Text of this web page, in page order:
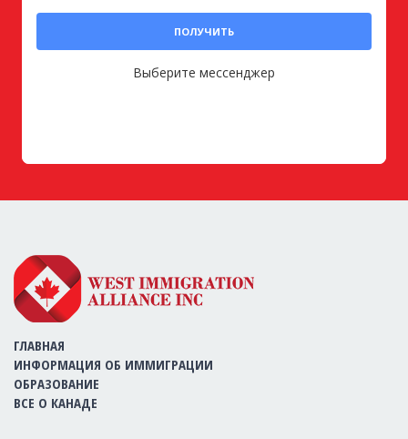
ПОЛУЧИТЬ
Выберите мессенджер
ГЛАВНАЯ
ИНФОРМАЦИЯ ОБ ИММИГРАЦИИ
ОБРАЗОВАНИЕ
ВСЕ О КАНАДЕ